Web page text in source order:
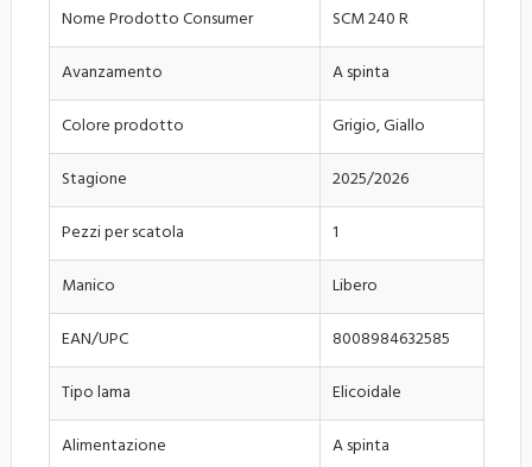
Nome Prodotto Consumer
SCM 240 R
Avanzamento
A spinta
Colore prodotto
Grigio, Giallo
Stagione
2025/2026
Pezzi per scatola
1
Manico
Libero
EAN/UPC
8008984632585
Tipo lama
Elicoidale
Alimentazione
A spinta